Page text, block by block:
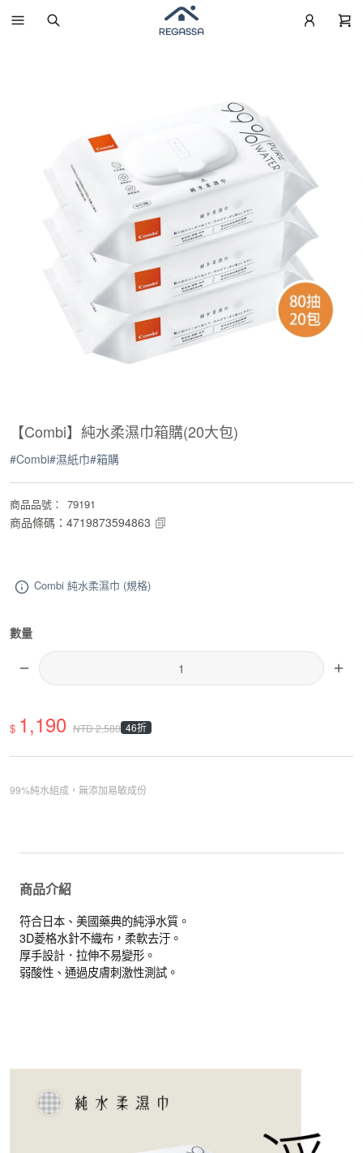
【Combi】純水柔濕巾箱購(20大包)
#Combi#濕紙巾#箱購
商品品號 ： 79191
商品條碼 ： 4719873594863
Combi 純水柔濕巾 (規格)
數量
$ 1,190 NTD2,580 46折
99%純水組成，無添加易敏成份
商品介紹
符合日本、美國藥典的純淨水質。
3D菱格水針不織布，柔軟去汙。
厚手設計．拉伸不易變形。
弱酸性、通過皮膚刺激性測試。